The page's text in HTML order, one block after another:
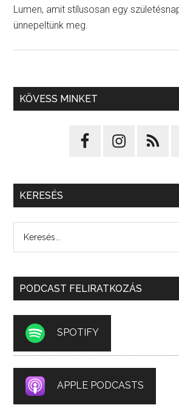
Lumen, amit stílusosan egy
ünnepeltünk meg.
KÖVESS MINKET
KERESÉS
PODCAST FELIRATKOZÁS
SPOTIFY
APPLE PODCASTS